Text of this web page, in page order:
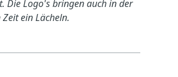
Die Logo's bringen auch in der
ein Lächeln.